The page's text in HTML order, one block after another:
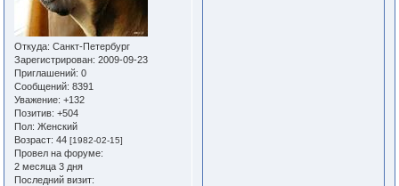
Откуда: Санкт-Петербург
Зарегистрирован: 2009-09-23
Приглашений: 0
Сообщений: 8391
Уважение: +132
Позитив: +504
Пол: Женский
Возраст: 44[1982-02-15]
Провел на форуме:
2 месяца 3 дня
Последний визит: